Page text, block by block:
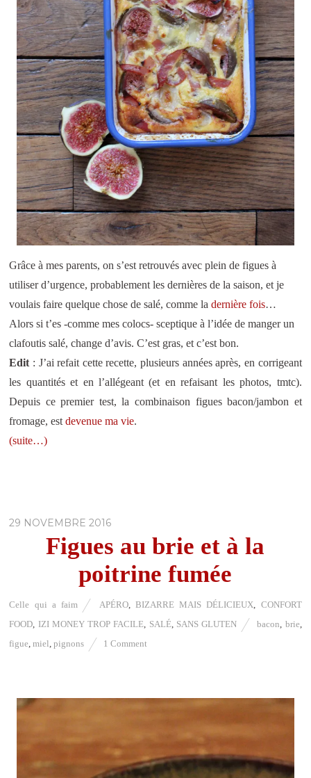
Grâce à mes parents, on s’est retrouvés avec plein de figues à
utiliser d’urgence, probablement les dernières de la saison, et je
voulais faire quelque chose de salé, comme ladernière fois…
Alors si t’es -comme mes colocs- sceptique à l’idée de manger un
clafoutis salé, change d’avis. C’est gras, et c’est bon.
Edit: J’ai refait cette recette, plusieurs années après, en corrigeant
les quantités et en l’allégeant (et en refaisant les photos, tmtc).
Depuis ce premier test, la combinaison figues bacon/jambon et
fromage, estdevenue ma vie.
(suite…)
29 NOVEMBRE 2016
Figues au brie et à la
poitrine fumée
Celle qui a faim APÉRO,BIZARRE MAIS DÉLICIEUX, CONFORT
FOOD, IZI MONEY TROP FACILE, SALÉ, SANS GLUTEN bacon, brie,
figue,miel,pignons 1 Comment